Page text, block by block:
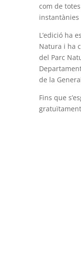
com de
instantànies
L’edició ha
Natura i ha
del Parc
de la
Fins que